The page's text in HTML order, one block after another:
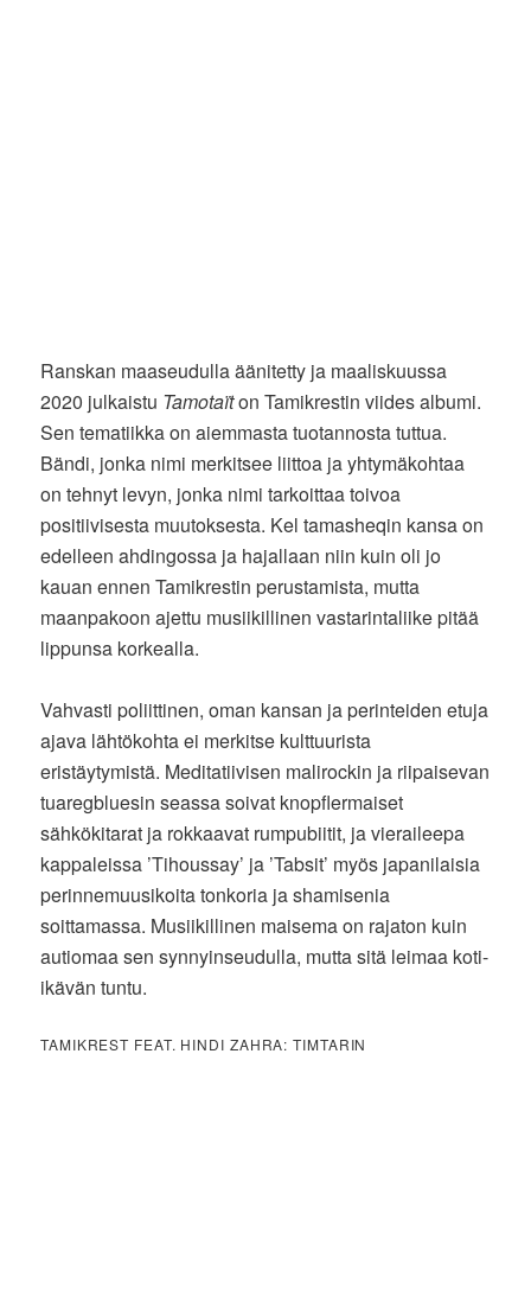
Ranskan maaseudulla äänitetty ja maaliskuussa
2020 julkaistu Tamotaïton Tamikrestin viides albumi.
Sen tematiikka on aiemmasta tuotannosta tuttua.
Bändi, jonka nimi merkitsee liittoa ja yhtymäkohtaa
on tehnyt levyn, jonka nimi tarkoittaa toivoa
positiivisesta muutoksesta. Kel tamasheqin kansa on
edelleen ahdingossa ja hajallaan niin kuin oli jo
kauan ennen Tamikrestin perustamista, mutta
maanpakoon ajettu musiikillinen vastarintaliike pitää
lippunsa korkealla.
Vahvasti poliittinen, oman kansan ja perinteiden etuja
ajava lähtökohta ei merkitse kulttuurista
eristäytymistä. Meditatiivisen malirockin ja riipaisevan
tuaregbluesin seassa soivat knopflermaiset
sähkökitarat ja rokkaavat rumpubiitit, ja vieraileepa
kappaleissa ’Tihoussay’ ja ’Tabsit’ myös japanilaisia
perinnemuusikoita tonkoria ja shamisenia
soittamassa. Musiikillinen maisema on rajaton kuin
autiomaa sen synnyinseudulla, mutta sitä leimaa koti-
ikävän tuntu.
TAMIKREST FEAT. HINDI ZAHRA: TIMTARIN